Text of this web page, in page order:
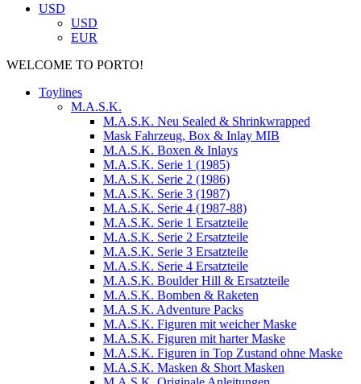
USD
USD
EUR
WELCOME TO PORTO!
Toylines
M.A.S.K.
M.A.S.K. Neu Sealed & Shrinkwrapped
Mask Fahrzeug, Box & Inlay MIB
M.A.S.K. Boxen & Inlays
M.A.S.K. Serie 1 (1985)
M.A.S.K. Serie 2 (1986)
M.A.S.K. Serie 3 (1987)
M.A.S.K. Serie 4 (1987-88)
M.A.S.K. Serie 1 Ersatzteile
M.A.S.K. Serie 2 Ersatzteile
M.A.S.K. Serie 3 Ersatzteile
M.A.S.K. Serie 4 Ersatzteile
M.A.S.K. Boulder Hill & Ersatzteile
M.A.S.K. Bomben & Raketen
M.A.S.K. Adventure Packs
M.A.S.K. Figuren mit weicher Maske
M.A.S.K. Figuren mit harter Maske
M.A.S.K. Figuren in Top Zustand ohne Maske
M.A.S.K. Masken & Short Masken